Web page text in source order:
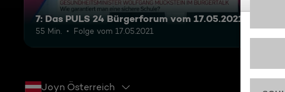
7: Das PULS 24 Bürgerforum vom 17.05.2021
55 Min. Folge vom 17.05.2021
Joyn Österreich